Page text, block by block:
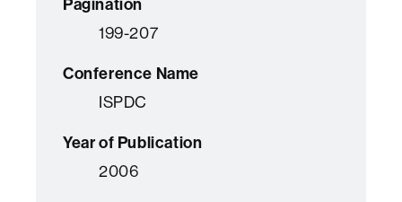
Pagination
199-207
Conference Name
ISPDC
Year of Publication
2006